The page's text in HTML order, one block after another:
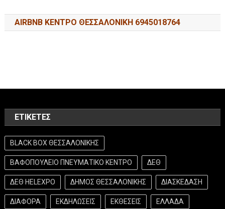
AIRBNB ΚΕΝΤΡΟ ΘΕΣΣΑΛΟΝΙΚΗ 6945018764
ΕΤΙΚΈΤΕΣ
BLACK BOX ΘΕΣΣΑΛΟΝΙΚΗΣ
ΒΑΦΟΠΟΥΛΕΙΟ ΠΝΕΥΜΑΤΙΚΟ ΚΕΝΤΡΟ ΔΕΘ
ΔΕΘ HELEXPO ΔΗΜΟΣ ΘΕΣΣΑΛΟΝΙΚΗΣ ΔΙΑΣΚΕΔΑΣΗ
ΔΙΑΦΟΡΑ ΕΚΔΗΛΩΣΕΙΣ ΕΚΘΕΣΕΙΣ ΕΛΛΑΔΑ